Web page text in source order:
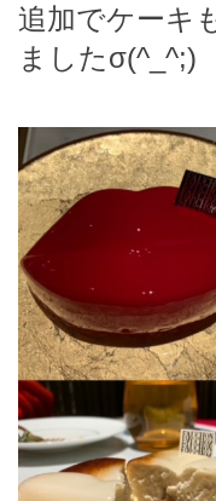
追加でケーキ
ましたσ(^_^;)